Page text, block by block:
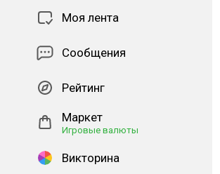
Моя лента
Сообщения
Рейтинг
Маркет
Игровые валюты
Викторина